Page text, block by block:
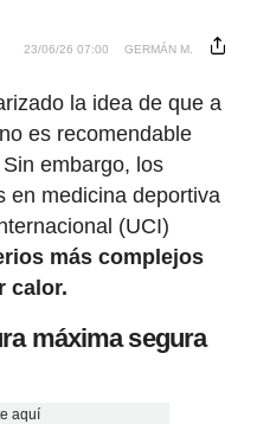
23/06/26 07:00 GERMÁN M.
la idea de que a
es recomendable
embargo, los
en medicina deportiva
(UCI)
más complejos
calor.
máxima segura
aquí